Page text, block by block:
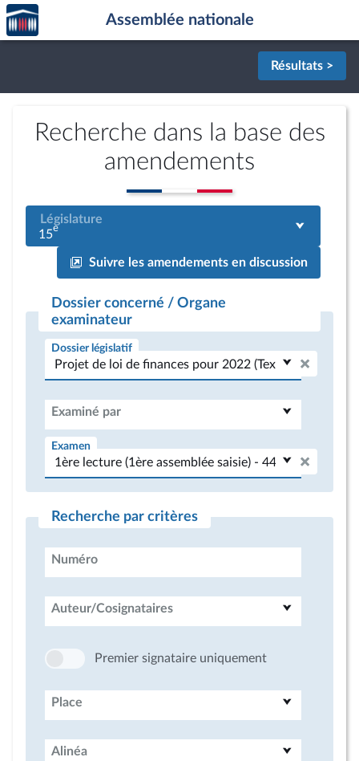
Aller au contenu
Aller en bas de la page
Accèder
à la
page
Assemblée nationale
Résultats >
Recherche dans la base des
amendements
Législature
15e
Suivre les amendements en discussion
Dossier concerné / Organe
examinateur
Dossier législatif
Examiné par
Examen
Recherche par critères
Numéro
Auteur/Cosignataires
Premier signataire uniquement
Place
Alinéa